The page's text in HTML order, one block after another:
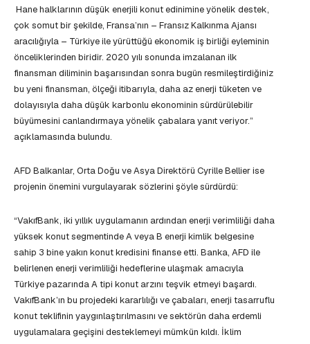
Hane halklarının düşük enerjili konut edinimine yönelik destek,
çok somut bir şekilde, Fransa’nın – Fransız Kalkınma Ajansı
aracılığıyla – Türkiye ile yürüttüğü ekonomik iş birliği eyleminin
önceliklerinden biridir. 2020 yılı sonunda imzalanan ilk
finansman diliminin başarısından sonra bugün resmileştirdiğiniz
bu yeni finansman, ölçeği itibarıyla, daha az enerji tüketen ve
dolayısıyla daha düşük karbonlu ekonominin sürdürülebilir
büyümesini canlandırmaya yönelik çabalara yanıt veriyor.”
açıklamasında bulundu.
AFD Balkanlar, Orta Doğu ve Asya Direktörü Cyrille Bellier ise
projenin önemini vurgulayarak sözlerini şöyle sürdürdü:
“VakıfBank, iki yıllık uygulamanın ardından enerji verimliliği daha
yüksek konut segmentinde A veya B enerji kimlik belgesine
sahip 3 bine yakın konut kredisini finanse etti. Banka, AFD ile
belirlenen enerji verimliliği hedeflerine ulaşmak amacıyla
Türkiye pazarında A tipi konut arzını teşvik etmeyi başardı.
VakıfBank’ın bu projedeki kararlılığı ve çabaları, enerji tasarruflu
konut teklifinin yaygınlaştırılmasını ve sektörün daha erdemli
uygulamalara geçişini desteklemeyi mümkün kıldı. İklim